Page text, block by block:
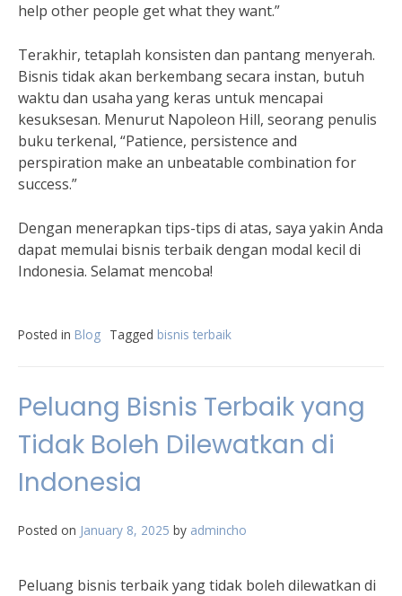
help other people get what they want.”
Terakhir, tetaplah konsisten dan pantang menyerah.
Bisnis tidak akan berkembang secara instan, butuh
waktu dan usaha yang keras untuk mencapai
kesuksesan. Menurut Napoleon Hill, seorang penulis
buku terkenal, “Patience, persistence and
perspiration make an unbeatable combination for
success.”
Dengan menerapkan tips-tips di atas, saya yakin Anda
dapat memulai bisnis terbaik dengan modal kecil di
Indonesia. Selamat mencoba!
Posted in Blog Tagged bisnis terbaik
Peluang Bisnis Terbaik yang
Tidak Boleh Dilewatkan di
Indonesia
Posted on January 8, 2025 by admincho
Peluang bisnis terbaik yang tidak boleh dilewatkan di